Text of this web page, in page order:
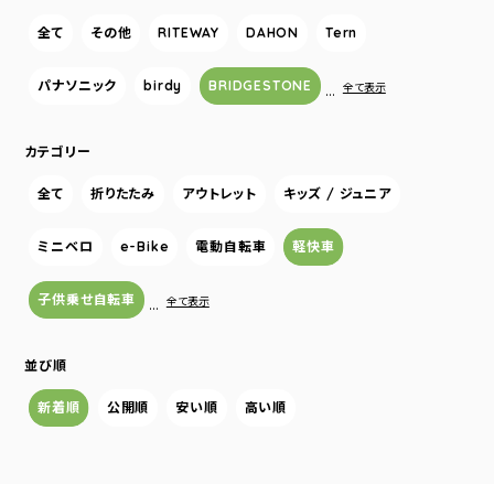
全て その他 RITEWAY DAHON Tern
パナソニック birdy BRIDGESTONE … 全て表示
カテゴリー
全て 折りたたみ アウトレット キッズ / ジュニア
ミニベロ e-Bike 電動自転車 軽快車
子供乗せ自転車 … 全て表示
並び順
新着順 公開順 安い順 高い順